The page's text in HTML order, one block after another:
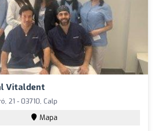
Vitaldent
21 - 03710, Calp
Mapa